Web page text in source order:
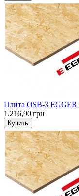
Плита OSB-3
1.216,90 грн
Купить